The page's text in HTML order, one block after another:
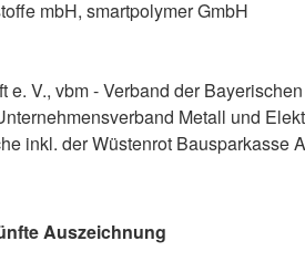
mbH, smartpolymer GmbH
V., vbm - Verband der
Metall und
inkl. der Wüstenrot Bausparkasse
Auszeichnung